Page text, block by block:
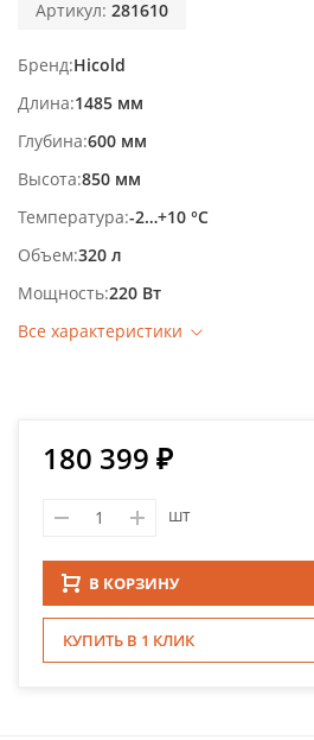
Артикул: 281610
Бренд Hicold
Длина 1485 мм
Глубина 600 мм
Высота 850 мм
Температура -2…+10 °С
Объем 320 л
Мощность 220 Вт
Все характеристики
180 399 ₽
шт
В КОРЗИНУ
КУПИТЬ В 1 КЛИК